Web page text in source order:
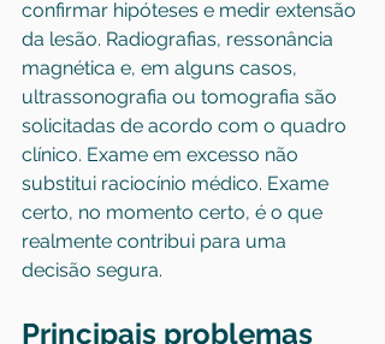
confirmar hipóteses e medir extensão
da lesão. Radiografias, ressonância
magnética e, em alguns casos,
ultrassonografia ou tomografia são
solicitadas de acordo com o quadro
clínico. Exame em excesso não
substitui raciocínio médico. Exame
certo, no momento certo, é o que
realmente contribui para uma
decisão segura.
Principais problemas